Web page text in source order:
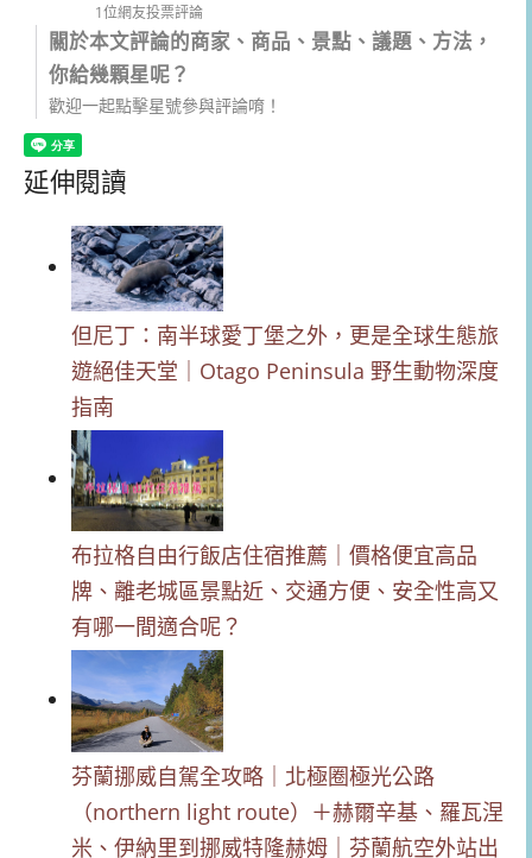
1位網友投票評論
關於本文評論的商家、商品、景點、議題、方法，
你給幾顆星呢？
歡迎一起點擊星號參與評論唷！
延伸閱讀
但尼丁：南半球愛丁堡之外，更是全球生態旅
遊絕佳天堂｜Otago Peninsula 野生動物深度
指南
布拉格自由行飯店住宿推薦｜價格便宜高品
牌、離老城區景點近、交通方便、安全性高又
有哪一間適合呢？
芬蘭挪威自駕全攻略｜北極圈極光公路
（northern light route）＋赫爾辛基、羅瓦涅
米、伊納里到挪威特隆赫姆｜芬蘭航空外站出